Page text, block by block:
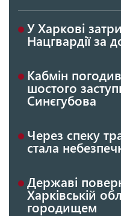
У Харкові
Нацгвардії за
Кабмін
шостого
Синєгубова
Через спеку
стала
Державі
Харківській
городищем